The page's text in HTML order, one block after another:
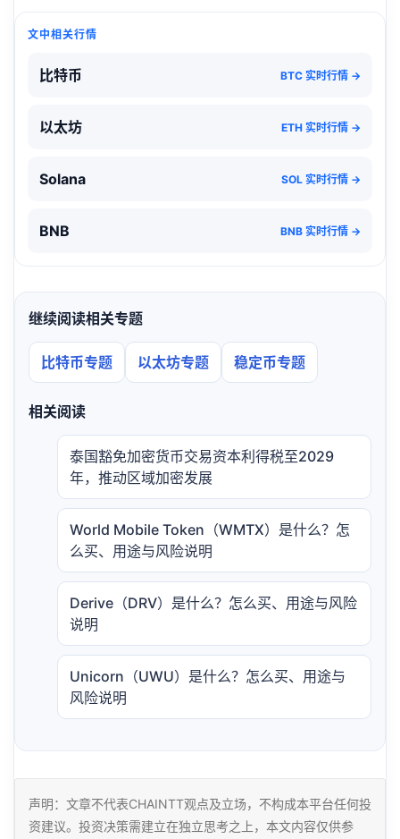
文中相关行情
比特币 BTC 实时行情 →
以太坊 ETH 实时行情 →
Solana SOL 实时行情 →
BNB BNB 实时行情 →
继续阅读相关专题
比特币专题 以太坊专题 稳定币专题
相关阅读
泰国豁免加密货币交易资本利得税至2029
年，推动区域加密发展
World Mobile Token（WMTX）是什么？怎
么买、用途与风险说明
Derive（DRV）是什么？怎么买、用途与风险
说明
Unicorn（UWU）是什么？怎么买、用途与
风险说明
声明：文章不代表CHAINTT观点及立场，不构成本平台任何投
资建议。投资决策需建立在独立思考之上，本文内容仅供参